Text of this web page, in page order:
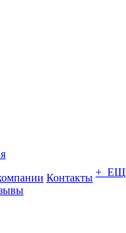
Контакты +